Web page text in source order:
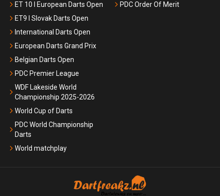
ET 10 I European Darts Open
ET9 I Slovak Darts Open
International Darts Open
European Darts Grand Prix
Belgian Darts Open
PDC Premier League
WDF Lakeside World
Championship 2025-2026
World Cup of Darts
PDC World Championship
Darts
World matchplay
PDC Order Of Merit